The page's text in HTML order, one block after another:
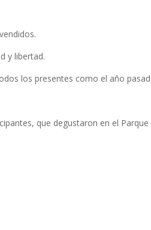
y libertad.
los presentes como el año
que degustaron en el Parque